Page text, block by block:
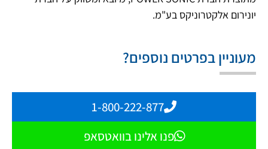
יונירום אלקטרוניקס בע"מ.
מעוניין בפרטים נוספים?
1-800-222-877
פנו אלינו בוואטסאפ